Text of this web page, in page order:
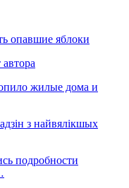
опавшие яблоки
жилые дома и
з найвялікшых
подробности